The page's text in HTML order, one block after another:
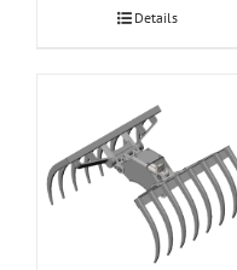
Details